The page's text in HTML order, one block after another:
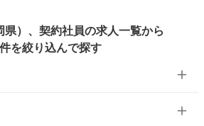
県）、契約社員の求人一覧から
を絞り込んで探す